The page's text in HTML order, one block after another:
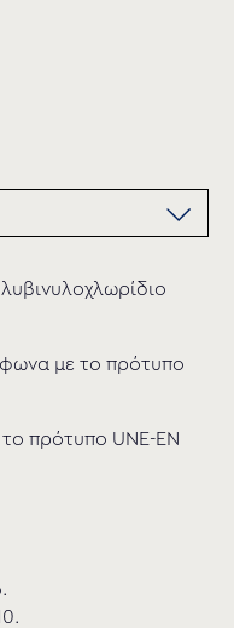
με το πρότυπο
πρότυπο UNE-EN